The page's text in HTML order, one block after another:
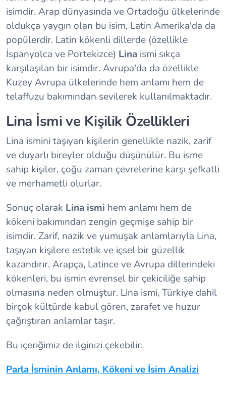
isimdir. Arap dünyasında ve Ortadoğu ülkelerinde
oldukça yaygın olan bu isim, Latin Amerika'da da
popülerdir. Latin kökenli dillerde (özellikle
İspanyolca ve Portekizce) Lina ismi sıkça
karşılaşılan bir isimdir. Avrupa'da da özellikle
Kuzey Avrupa ülkelerinde hem anlamı hem de
telaffuzu bakımından sevilerek kullanılmaktadır.
Lina İsmi ve Kişilik Özellikleri
Lina ismini taşıyan kişilerin genellikle nazik, zarif
ve duyarlı bireyler olduğu düşünülür. Bu isme
sahip kişiler, çoğu zaman çevrelerine karşı şefkatli
ve merhametli olurlar.
Sonuç olarak Lina ismi hem anlamı hem de
kökeni bakımından zengin geçmişe sahip bir
isimdir. Zarif, nazik ve yumuşak anlamlarıyla Lina,
taşıyan kişilere estetik ve içsel bir güzellik
kazandırır. Arapça, Latince ve Avrupa dillerindeki
kökenleri, bu ismin evrensel bir çekiciliğe sahip
olmasına neden olmuştur. Lina ismi, Türkiye dahil
birçok kültürde kabul gören, zarafet ve huzur
çağrıştıran anlamlar taşır.
Bu içeriğimiz de ilginizi çekebilir:
Parla İsminin Anlamı, Kökeni ve İsim Analizi